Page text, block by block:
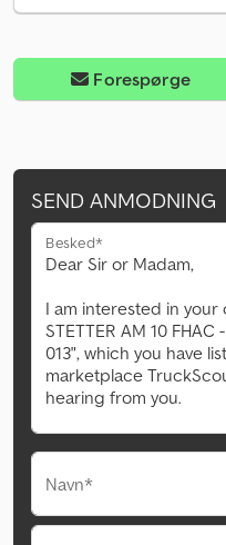
Forespørge
SEND ANMODNING
Besked*
Navn*